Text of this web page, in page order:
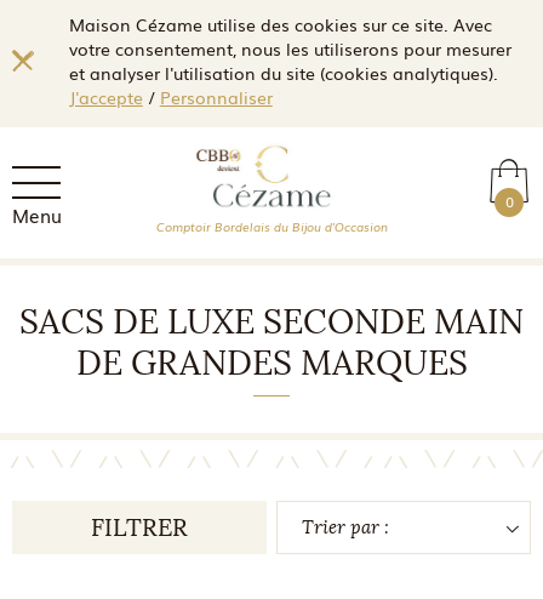
Maison Cézame utilise des cookies sur ce site. Avec
votre consentement, nous les utiliserons pour mesurer
et analyser l'utilisation du site (cookies analytiques).
J'accepte/ Personnaliser
Menu 0
Comptoir Bordelais du Bijou d'Occasion
SACS DE LUXE SECONDE MAIN
DE GRANDES MARQUES
FILTRER Trier par :